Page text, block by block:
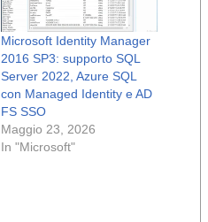
Microsoft Identity Manager
2016 SP3: supporto SQL
Server 2022, Azure SQL
con Managed Identity e AD
FS SSO
Maggio 23, 2026
In "Microsoft"